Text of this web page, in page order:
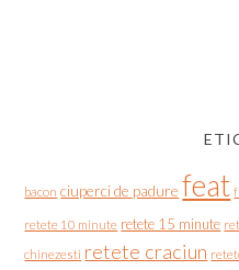
bacon ciuperci de padure feat
retete 10 minute retete 15 minute
chinezesti retete craciun